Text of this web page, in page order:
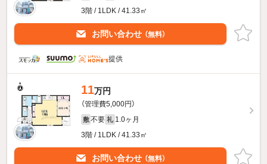
3階 / 1LDK / 41.33㎡
お問い合わせ （無料）
提供
11万円
（管理費5,000円）
敷 不要 礼 1.0ヶ月
3階 / 1LDK / 41.33㎡
お問い合わせ （無料）